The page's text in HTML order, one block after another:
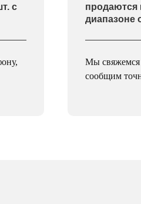
с
продаются
диапазоне
Мы свяжемся
сообщим